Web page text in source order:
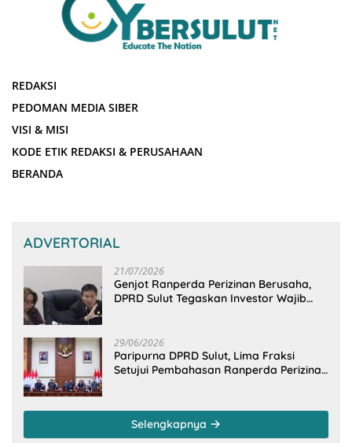
REDAKSI
PEDOMAN MEDIA SIBER
VISI & MISI
KODE ETIK REDAKSI & PERUSAHAAN
BERANDA
ADVERTORIAL
21/07/2026
Genjot Ranperda Perizinan Berusaha,
DPRD Sulut Tegaskan Investor Wajib
29/06/2026
Paripurna DPRD Sulut, Lima Fraksi
Setujui Pembahasan Ranperda Perizinan
Selengkapnya